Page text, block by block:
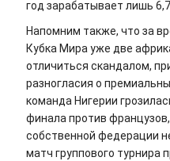
год зарабатывает лишь
Напомним также, что за
Кубка Мира уже две
отличиться скандалом,
разногласия о
команда Нигерии
финала против
собственной федерации
матч группового турнира